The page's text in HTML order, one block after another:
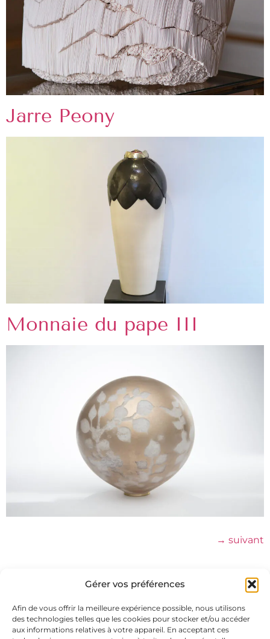
Gérer vos préférences
Afin de vous offrir la meilleure expérience possible, nous utilisons
des technologies telles que les cookies pour stocker et/ou accéder
aux informations relatives à votre appareil. En acceptant ces
Jarre Peony
Monnaie du pape III
→ suivant